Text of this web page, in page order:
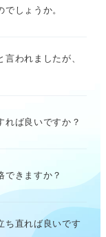
しょうか。
われましたが、
れば良いですか？
できますか？
ち直れば良いです